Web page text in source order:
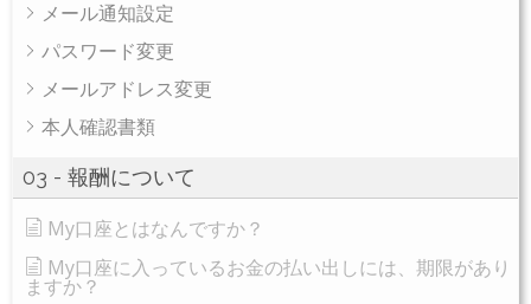
メール通知設定
パスワード変更
メールアドレス変更
本人確認書類
03 - 報酬について
My口座とはなんですか？
My口座に入っているお金の払い出しには、期限があり
ますか？